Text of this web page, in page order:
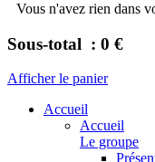
Vous n'avez rien dans
Sous-total : 0 €
Afficher le panier
Accueil
Accueil
Le groupe